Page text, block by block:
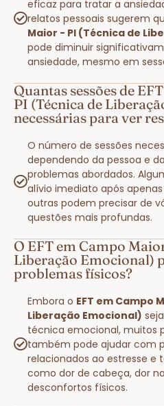
eficaz para tratar a
relatos pessoais sugerem
Maior - PI (Técnica de
pode diminuir
ansiedade, mesmo em
Quantas sessões de
PI (Técnica de
necessárias para ver
O número de sessões
dependendo da pessoa e
problemas abordados.
alívio imediato após
outras podem precisar de
questões mais profundas.
O EFT em Campo
Liberação Emocional)
problemas físicos?
Embora o EFT em Campo
Liberação Emocional)
técnica emocional, muitos
também pode ajudar com
relacionados ao estresse e
como dor de cabeça, dor
desconfortos físicos.